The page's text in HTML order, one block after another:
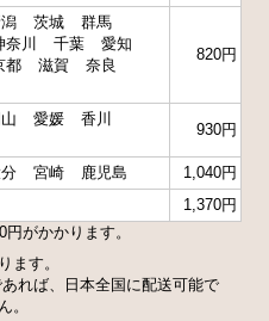
茨城
群馬
奈川 千葉
愛知
都 滋賀
奈良
820円
愛媛
香川
930円
宮崎 鹿児島
1,040円
1,370円
がかかります。
ます。
れば、日本全国に配送可能で
。